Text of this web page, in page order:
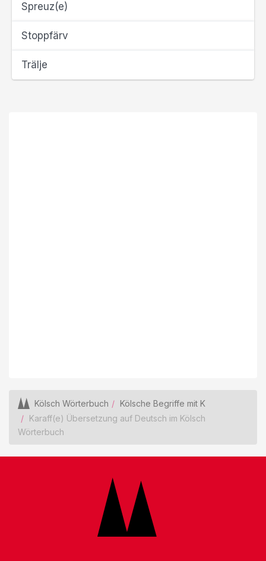
Spreuz(e)
Stoppfärv
Trälje
Kölsch Wörterbuch
Kölsche Begriffe mit K
Karaff(e) Übersetzung auf Deutsch im Kölsch
Wörterbuch